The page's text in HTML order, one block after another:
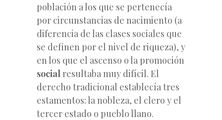
población a los que se pertenecía
por circunstancias de nacimiento (a
diferencia de las clases sociales que
se definen por el nivel de riqueza), y
en los que el ascenso o la promoción
social resultaba muy difícil. El
derecho tradicional establecía tres
estamentos: la nobleza, el clero y el
tercer estado o pueblo llano.